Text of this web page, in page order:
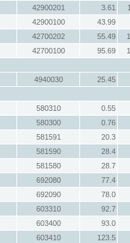
42900201 3.61
42900100
43.99
42700202 55.49
42700100 95.69
4940030
25.45
580310
0.55
580300
0.76
581591
20.3
581590
28.4
581580
28.7
692080
77.4
692090
78.0
603310
92.7
603400
93.0
603410
123.5